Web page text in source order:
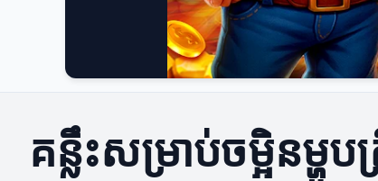
គន្លឹះសម្រាប់ចម្អិនម្ហូប